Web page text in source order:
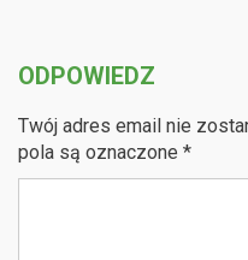
ODPOWIEDZ
Twój adres email nie
pola są oznaczone *